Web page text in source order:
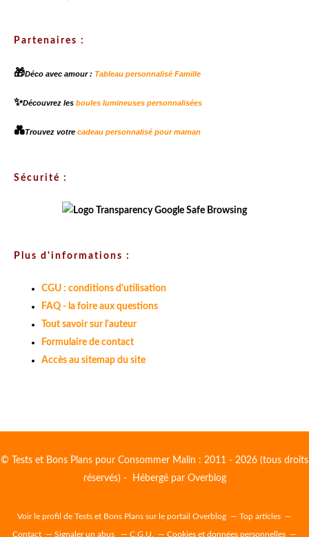
Partenaires :
🎁Déco avec amour : Tableau personnalisé Famille
✨Découvrez les boules lumineuses personnalisées
💑Trouvez votre cadeau personnalisé pour maman
Sécurité :
Plus d'informations :
CGU : conditions d'utilisation
FAQ - la foire aux questions
Tout savoir sur l'auteur
Formulaire de contact
Accès au sitemap du site
© Tests et Bons Plans pour Consommer Malin : 2011 - 2026 (tous droits
réservés) - Hébergé par Overblog
Voir le profil de Tests et Bons Plans sur le portail Overblog Top articles
Contact Signaler un abus C.G.U. Cookies et données personnelles